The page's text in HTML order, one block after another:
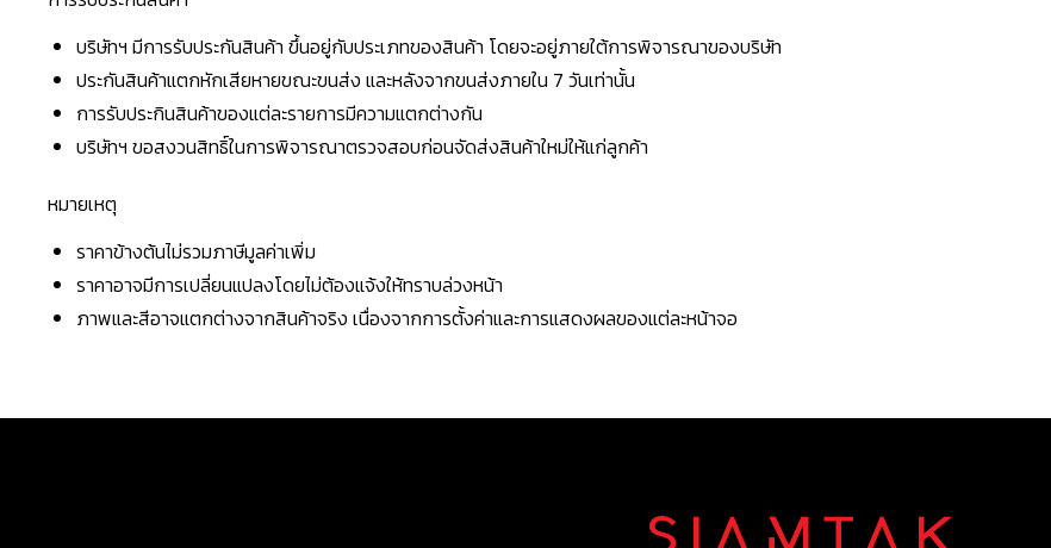
บริษัทฯ มีการรับประกันสินค้า ขึ้นอยู่กับประเภทของสินค้า โดยจะอยู่ภายใต้การพิจารณาของบริษัท
ประกันสินค้าแตกหักเสียหายขณะขนส่ง และหลังจากขนส่งภายใน 7 วันเท่านั้น
การรับประกินสินค้าของแต่ละรายการมีความแตกต่างกัน
บริษัทฯ ขอสงวนสิทธิ์ในการพิจารณาตรวจสอบก่อนจัดส่งสินค้าใหม่ให้แก่ลูกค้า
หมายเหตุ
ราคาข้างต้นไม่รวมภาษีมูลค่าเพิ่ม
ราคาอาจมีการเปลี่ยนแปลงโดยไม่ต้องแจ้งให้ทราบล่วงหน้า
ภาพและสีอาจแตกต่างจากสินค้าจริง เนื่องจากการตั้งค่าและการแสดงผลของแต่ละหน้าจอ